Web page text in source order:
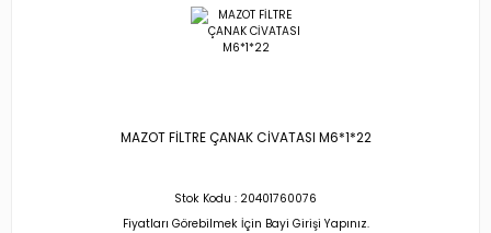
MAZOT FİLTRE ÇANAK CİVATASI M6*1*22
Stok Kodu : 20401760076
Fiyatları Görebilmek İçin Bayi Girişi Yapınız.